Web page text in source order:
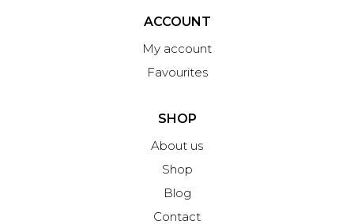
ACCOUNT
My account
Favourites
SHOP
About us
Shop
Blog
Contact